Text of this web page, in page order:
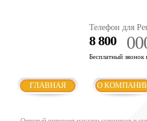
Телефон для
8 800
Бесплатный звонок
ГЛАВНАЯ О